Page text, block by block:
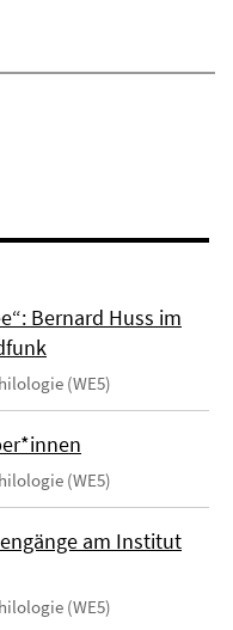
Bernard Huss im
(WE5)
(WE5)
am Institut
(WE5)